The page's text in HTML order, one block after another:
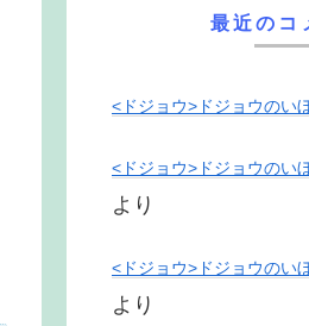
最近のコ
<ドジョウ>ドジョウのい
<ドジョウ>ドジョウのい
より
<ドジョウ>ドジョウのい
より